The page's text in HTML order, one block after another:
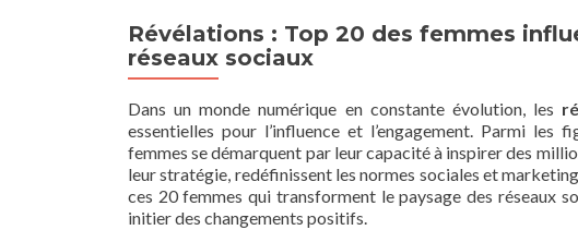
Révélations : Top 20 des femmes
réseaux sociaux
Dans un monde numérique en constante évolution, les
essentielles pour l’influence et l’engagement. Parmi les
femmes se démarquent par leur capacité à inspirer des
leur stratégie, redéfinissent les normes sociales et
ces 20 femmes qui transforment le paysage des réseaux
initier des changements positifs.